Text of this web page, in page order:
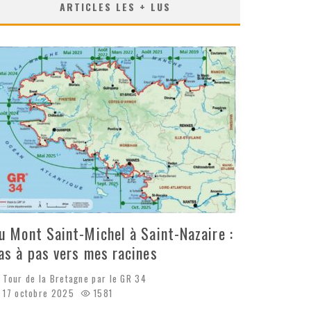
ARTICLES LES + LUS
Mont Saint-Michel à Saint-Nazaire :
à pas vers mes racines
Tour de la Bretagne par le GR 34
17 octobre 2025
1581